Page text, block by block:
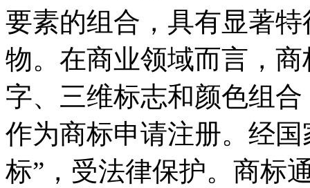
要素的组合，具有显著
物。在商业领域而言，
字、三维标志和颜色组
作为商标申请注册。经
标”，受法律保护。商标